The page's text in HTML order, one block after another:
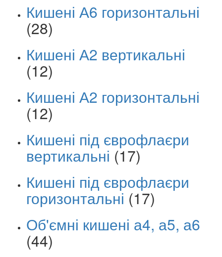
Кишені А6 горизонтальні
(28)
Кишені А2 вертикальні
(12)
Кишені А2 горизонтальні
(12)
Кишені під єврофлаєри
вертикальні (17)
Кишені під єврофлаєри
горизонтальні (17)
Об'ємні кишені а4, а5, а6
(44)